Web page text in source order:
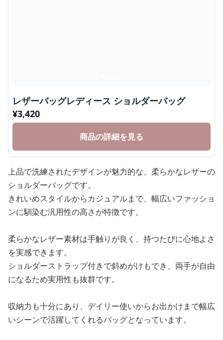
レザーバッグレディース ショルダーバッグ
¥3,420
商品の詳細を見る
上品で洗練されたデザインが魅力的な、柔らかなレザーの
ショルダーバッグです。
きれいめスタイルからカジュアルまで、幅広いファッショ
ンに馴染む汎用性の高さが特徴です。
柔らかなレザー素材は手触りが良く、持つたびに心地よさ
を実感できます。
ショルダーストラップ付きで斜めがけもでき、両手が自由
になるため実用性も抜群です。
収納力も十分にあり、デイリー使いからお出かけまで幅広
いシーンで活躍してくれるバッグとなっています。